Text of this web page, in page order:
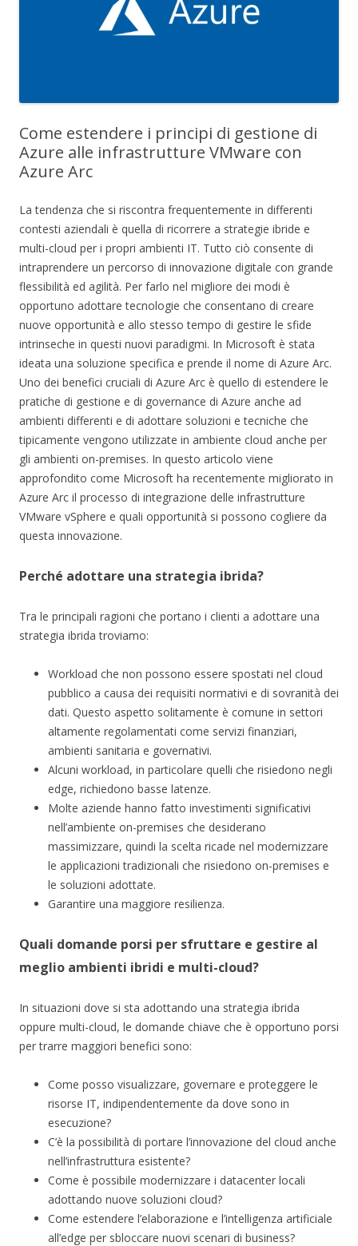
Come estendere i principi di gestione di
Azure alle infrastrutture VMware con
Azure Arc
La tendenza che si riscontra frequentemente in differenti
contesti aziendali è quella di ricorrere a strategie ibride e
multi-cloud per i propri ambienti IT. Tutto ciò consente di
intraprendere un percorso di innovazione digitale con grande
flessibilità ed agilità. Per farlo nel migliore dei modi è
opportuno adottare tecnologie che consentano di creare
nuove opportunità e allo stesso tempo di gestire le sfide
intrinseche in questi nuovi paradigmi. In Microsoft è stata
ideata una soluzione specifica e prende il nome di Azure Arc.
Uno dei benefici cruciali di Azure Arc è quello di estendere le
pratiche di gestione e di governance di Azure anche ad
ambienti differenti e di adottare soluzioni e tecniche che
tipicamente vengono utilizzate in ambiente cloud anche per
gli ambienti on-premises. In questo articolo viene
approfondito come Microsoft ha recentemente migliorato in
Azure Arc il processo di integrazione delle infrastrutture
VMware vSphere e quali opportunità si possono cogliere da
questa innovazione.
Perché adottare una strategia ibrida?
Tra le principali ragioni che portano i clienti a adottare una
strategia ibrida troviamo:
Workload che non possono essere spostati nel cloud
pubblico a causa dei requisiti normativi e di sovranità dei
dati. Questo aspetto solitamente è comune in settori
altamente regolamentati come servizi finanziari,
ambienti sanitaria e governativi.
Alcuni workload, in particolare quelli che risiedono negli
edge, richiedono basse latenze.
Molte aziende hanno fatto investimenti significativi
nell’ambiente on-premises che desiderano
massimizzare, quindi la scelta ricade nel modernizzare
le applicazioni tradizionali che risiedono on-premises e
le soluzioni adottate.
Garantire una maggiore resilienza.
Quali domande porsi per sfruttare e gestire al
meglio ambienti ibridi e multi-cloud?
In situazioni dove si sta adottando una strategia ibrida
oppure multi-cloud, le domande chiave che è opportuno porsi
per trarre maggiori benefici sono:
Come posso visualizzare, governare e proteggere le
risorse IT, indipendentemente da dove sono in
esecuzione?
C’è la possibilità di portare l’innovazione del cloud anche
nell’infrastruttura esistente?
Come è possibile modernizzare i datacenter locali
adottando nuove soluzioni cloud?
Come estendere l’elaborazione e l’intelligenza artificiale
all’edge per sbloccare nuovi scenari di business?